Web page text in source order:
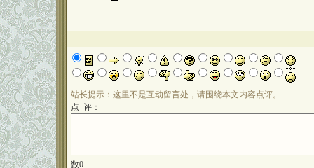
站长提示：这里不是互动留言处，请围绕本文内容点评。
点 评：
数0